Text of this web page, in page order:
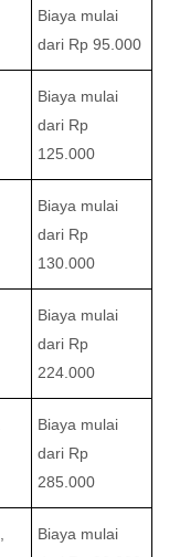
Biaya mulai
dari Rp 95.000
Biaya mulai
dari Rp
125.000
Biaya mulai
dari Rp
130.000
Biaya mulai
dari Rp
224.000
Biaya mulai
dari Rp
285.000
Biaya mulai